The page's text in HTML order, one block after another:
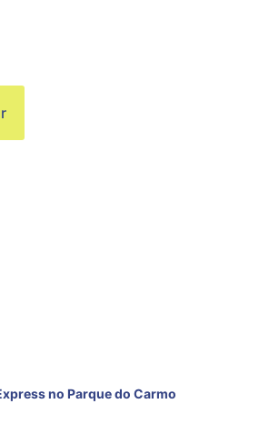
no Parque do Carmo